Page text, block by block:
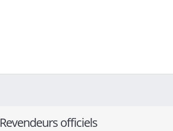
Revendeurs officiels